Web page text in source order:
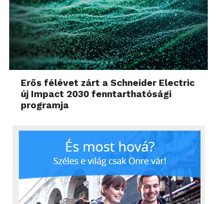
Erős félévet zárt a Schneider Electric
új Impact 2030 fenntarthatósági
programja